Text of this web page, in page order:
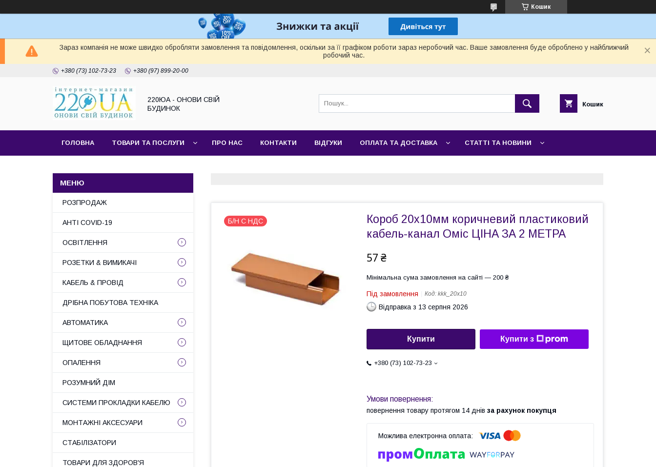
Кошик
Зараз компанія не може швидко обробляти замовлення та повідомлення, оскільки за її графіком роботи зараз неробочий час. Ваше замовлення буде оброблено у найближчий
робочий час.
+380 (73) 102-73-23 +380 (97) 899-20-00
220ЮА - ОНОВИ СВІЙ
БУДИНОК
Кошик
ГОЛОВНА ТОВАРИ ТА ПОСЛУГИ ПРО НАС КОНТАКТИ ВІДГУКИ ОПЛАТА ТА ДОСТАВКА СТАТТІ ТА НОВИНИ
Б/Н С НДС
Короб 20х10мм коричневий пластиковий
кабель-канал Оміс ЦІНА ЗА 2 МЕТРА
57 ₴
Мінімальна сума замовлення на сайті — 200 ₴
Під замовлення Код: kkk_20х10
Відправка з 13 серпня 2026
Купити Купити з
+380 (73) 102-73-23
повернення товару протягом 14 днів за рахунок покупця
РОЗПРОДАЖ
АНТІ COVID-19
ОСВІТЛЕННЯ
РОЗЕТКИ & ВИМИКАЧІ
КАБЕЛЬ & ПРОВІД
ДРІБНА ПОБУТОВА ТЕХНІКА
АВТОМАТИКА
ЩИТОВЕ ОБЛАДНАННЯ
ОПАЛЕННЯ
РОЗУМНИЙ ДІМ
СИСТЕМИ ПРОКЛАДКИ КАБЕЛЮ
МОНТАЖНІ АКСЕСУАРИ
СТАБІЛІЗАТОРИ
ТОВАРИ ДЛЯ ЗДОРОВ'Я